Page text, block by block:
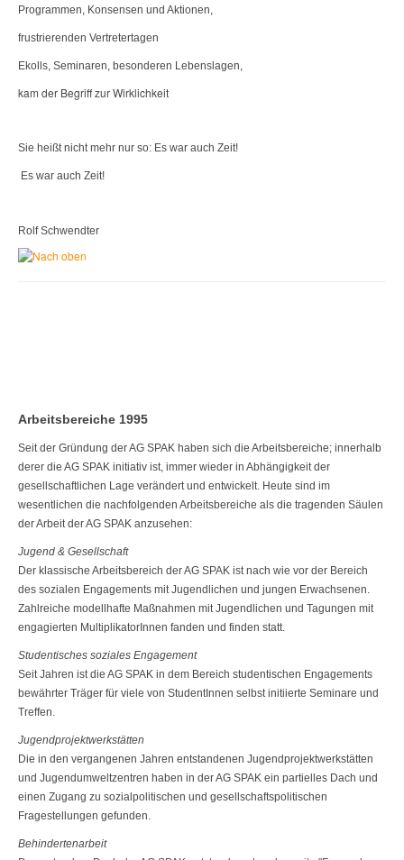
Programmen, Konsensen und Aktionen,
frustrierenden Vertretertagen
Ekolls, Seminaren, besonderen Lebenslagen,
kam der Begriff zur Wirklichkeit
Sie heißt nicht mehr nur so: Es war auch Zeit!
Es war auch Zeit!
Rolf Schwendter
Arbeitsbereiche 1995
Seit der Gründung der AG SPAK haben sich die Arbeitsbereiche; innerhalb
derer die AG SPAK initiativ ist, immer wieder in Abhängigkeit der
gesellschaftlichen Lage verändert und entwickelt. Heute sind im
wesentlichen die nachfolgenden Arbeitsbereiche als die tragenden Säulen
der Arbeit der AG SPAK anzusehen:
Jugend & Gesellschaft
Der klassische Arbeitsbereich der AG SPAK ist nach wie vor der Bereich
des sozialen Engagements mit Jugendlichen und jungen Erwachsenen.
Zahlreiche modellhafte Maßnahmen mit Jugendlichen und Tagungen mit
engagierten MultiplikatorInnen fanden und finden statt.
Studentisches soziales Engagement
Seit Jahren ist die AG SPAK in dem Bereich studentischen Engagements
be­währter Träger für viele von StudentInnen selbst initiierte Seminare und
Treffen.
Jugendprojektwerkstätten
Die in den vergangenen Jahren entstandenen Jugendprojektwerkstätten
und Jugendumweltzentren haben in der AG SPAK ein partielles Dach und
einen Zugang zu sozialpolitischen und gesellschaftspolitischen
Fragestellungen gefun­den.
Behindertenarbeit